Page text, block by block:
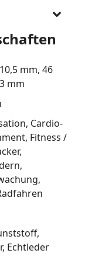
mm 46
mm
Cardio-
Fitness /
Echtleder